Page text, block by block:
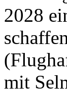
2028
mit